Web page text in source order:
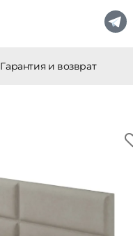
Гарантия и возврат